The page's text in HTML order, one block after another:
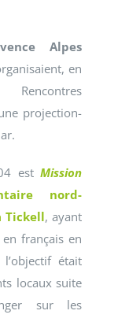
Alpes
en
projection-
est Mission
nord-
Tickell, ayant
français en
était
locaux suite
sur les